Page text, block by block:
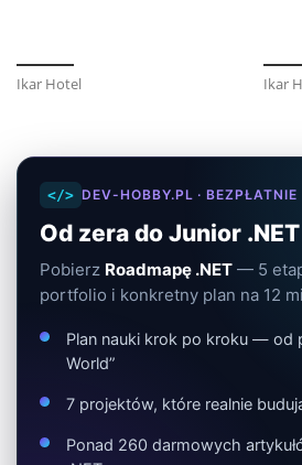
Ikar Hotel Ikar
</> DEV-HOBBY.PL · BEZPŁATNIE
Od zera do Junior
Pobierz Roadmapę .NET — 5
portfolio i konkretny plan na 12
Plan nauki krok po kroku — od
World”
7 projektów, które realnie
Ponad 260 darmowych